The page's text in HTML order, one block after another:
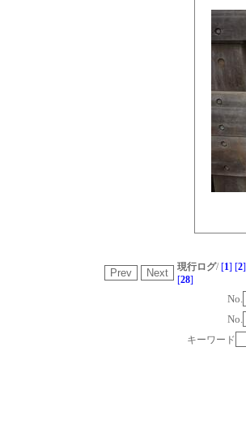
現行ログ/ [1] [2]
[28]
No.
No.
キーワード